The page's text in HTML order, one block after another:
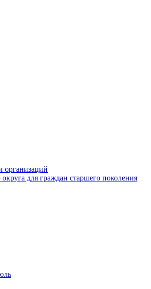
организаций
для граждан старшего поколения